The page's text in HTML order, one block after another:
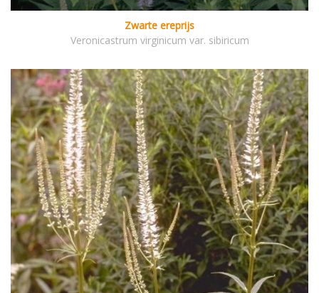
Zwarte ereprijs
Veronicastrum virginicum var. sibiricum